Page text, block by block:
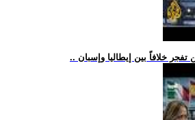
تفجر خلافاً بين إيطاليا وإسبان